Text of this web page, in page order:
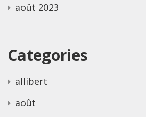
août 2023
Categories
allibert
août